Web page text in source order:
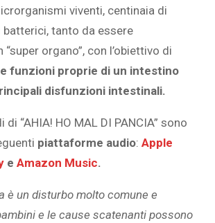
viventi, centinaia di
tanto da essere
organo”, con l’obiettivo di
funzioni proprie di un intestino
disfunzioni intestinali.
“AHIA! HO MAL DI PANCIA” sono
piattaforme audio: Apple
e Amazon Music.
è un disturbo molto comune e
e le cause scatenanti possono